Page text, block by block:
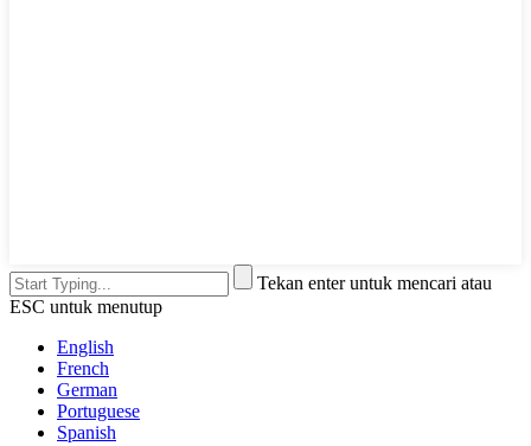
Tekan enter untuk mencari atau
ESC untuk menutup
English
French
German
Portuguese
Spanish